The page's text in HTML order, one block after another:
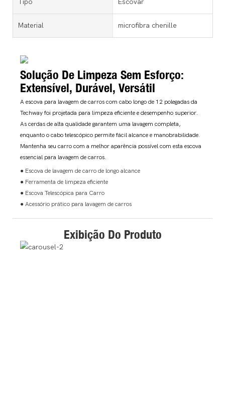
Material microfibra chenille
Solução De Limpeza Sem Esforço:
Extensível, Durável, Versátil
A escova para lavagem de carros com cabo longo de 12 polegadas da
Techway foi projetada para limpeza eficiente e desempenho superior.
As cerdas de alta qualidade garantem uma lavagem completa,
enquanto o cabo telescópico permite fácil alcance e manobrabilidade.
Mantenha seu carro com a melhor aparência possível com esta escova
essencial para lavagem de carros.
● Escova de lavagem de carro de longo alcance
● Ferramenta de limpeza eficiente
● Escova Telescópica para Carro
● Acessório prático para lavagem de carros
Exibição Do Produto